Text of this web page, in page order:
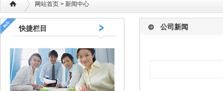
网站首页 > 新闻中心
快捷栏目 公司新闻